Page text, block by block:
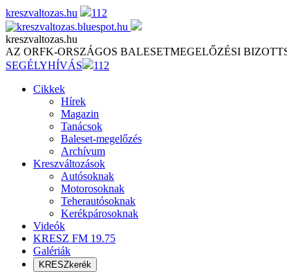
Skip
to
content
kreszvaltozas.hu 112
kreszvaltozas.hu
AZ ORFK-ORSZÁGOS BALESETMEGELŐZÉSI
SEGÉLYHÍVÁS
112
Cikkek
Hírek
Magazin
Tanácsok
Baleset-megelőzés
Archívum
Kreszváltozások
Autósoknak
Motorosoknak
Teherautósoknak
Kerékpárosoknak
Videók
KRESZ FM 19.75
Galériák
KRESZkerék